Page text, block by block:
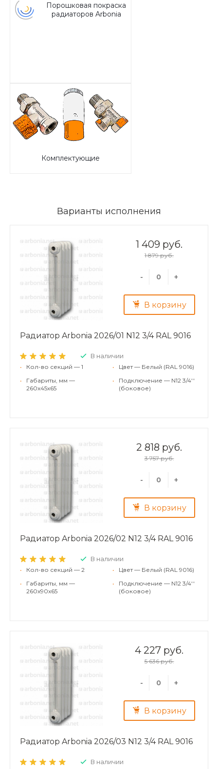
Порошковая покраска
радиаторов Arbonia
Комплектующие
Варианты исполнения
1 409 руб.
1 879 руб.
- +
В корзину
Радиатор Arbonia 2026/01 N12 3/4 RAL 9016
В наличии
•
Кол-во секций — 1
•
Габариты, мм —
260x45x65
•
Цвет — Белый (RAL 9016)
•
Подключение — N12 3/4''
(боковое)
2 818 руб.
3 757 руб.
- +
В корзину
Радиатор Arbonia 2026/02 N12 3/4 RAL 9016
В наличии
•
Кол-во секций — 2
•
Габариты, мм —
260x90x65
•
Цвет — Белый (RAL 9016)
•
Подключение — N12 3/4''
(боковое)
4 227 руб.
5 636 руб.
- +
В корзину
Радиатор Arbonia 2026/03 N12 3/4 RAL 9016
В наличии